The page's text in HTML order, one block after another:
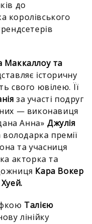
до
королівського
Маккаллоу та
історичну
свого ювілею. Її
за участі подруг
— виконавиця
Анна» Джулія
володарка премії
та учасниця
акторка та
Кара Вокер
Талією
лінійку